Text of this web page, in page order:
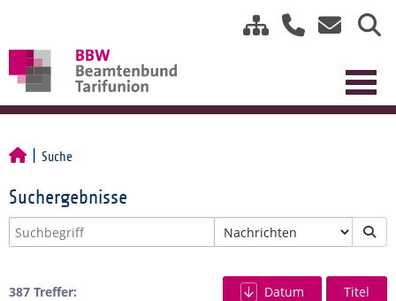
Suche
Suchergebnisse
387 Treffer: Datum Titel